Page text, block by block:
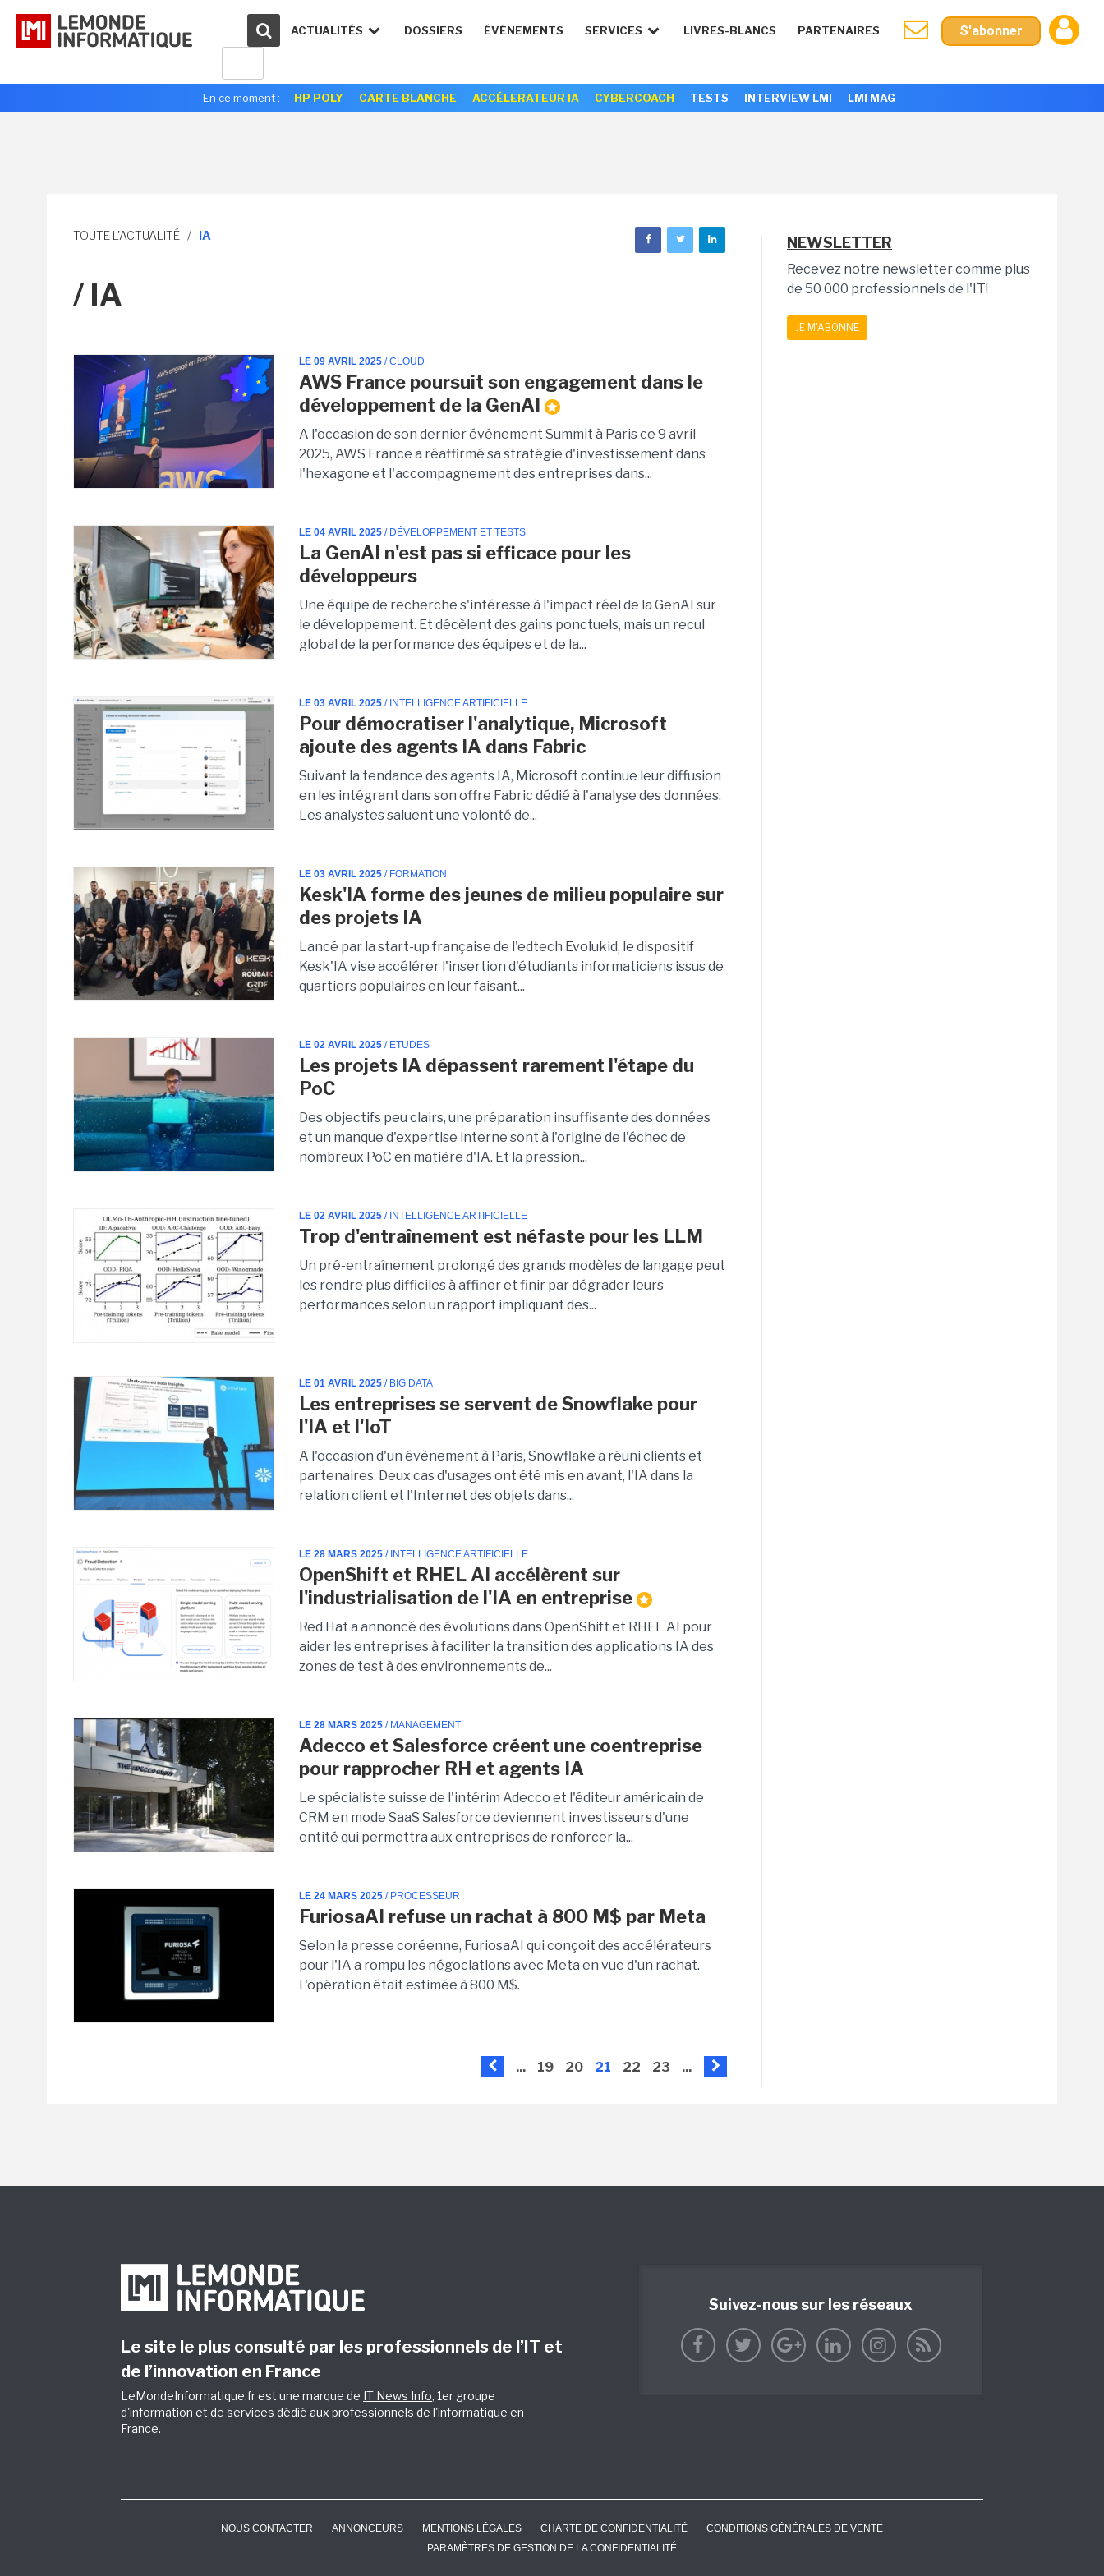
ACTUALITÉS DOSSIERS ÉVÉNEMENTS SERVICES LIVRES-BLANCS PARTENAIRES S'abonner
En ce moment : HP POLY CARTE BLANCHE ACCÉLERATEUR IA CYBERCOACH TESTS INTERVIEW LMI LMI MAG
TOUTE L'ACTUALITÉ / IA
/ IA
LE 09 AVRIL 2025 / CLOUD
AWS France poursuit son engagement dans le
développement de la GenAI
A l'occasion de son dernier événement Summit à Paris ce 9 avril
2025, AWS France a réaffirmé sa stratégie d'investissement dans
l'hexagone et l'accompagnement des entreprises dans...
LE 04 AVRIL 2025 / DÉVELOPPEMENT ET TESTS
La GenAI n'est pas si efficace pour les
développeurs
Une équipe de recherche s'intéresse à l'impact réel de la GenAI sur
le développement. Et décèlent des gains ponctuels, mais un recul
global de la performance des équipes et de la...
LE 03 AVRIL 2025 / INTELLIGENCE ARTIFICIELLE
Pour démocratiser l'analytique, Microsoft
ajoute des agents IA dans Fabric
Suivant la tendance des agents IA, Microsoft continue leur diffusion
en les intégrant dans son offre Fabric dédié à l'analyse des données.
Les analystes saluent une volonté de...
LE 03 AVRIL 2025 / FORMATION
Kesk'IA forme des jeunes de milieu populaire sur
des projets IA
Lancé par la start-up française de l'edtech Evolukid, le dispositif
Kesk'IA vise accélérer l'insertion d'étudiants informaticiens issus de
quartiers populaires en leur faisant...
LE 02 AVRIL 2025 / ETUDES
Les projets IA dépassent rarement l'étape du
PoC
Des objectifs peu clairs, une préparation insuffisante des données
et un manque d'expertise interne sont à l'origine de l'échec de
nombreux PoC en matière d'IA. Et la pression...
LE 02 AVRIL 2025 / INTELLIGENCE ARTIFICIELLE
Trop d'entraînement est néfaste pour les LLM
Un pré-entraînement prolongé des grands modèles de langage peut
les rendre plus difficiles à affiner et finir par dégrader leurs
performances selon un rapport impliquant des...
LE 01 AVRIL 2025 / BIG DATA
Les entreprises se servent de Snowflake pour
l'IA et l'IoT
A l'occasion d'un évènement à Paris, Snowflake a réuni clients et
partenaires. Deux cas d'usages ont été mis en avant, l'IA dans la
relation client et l'Internet des objets dans...
LE 28 MARS 2025 / INTELLIGENCE ARTIFICIELLE
OpenShift et RHEL AI accélèrent sur
l'industrialisation de l'IA en entreprise
Red Hat a annoncé des évolutions dans OpenShift et RHEL AI pour
aider les entreprises à faciliter la transition des applications IA des
zones de test à des environnements de...
LE 28 MARS 2025 / MANAGEMENT
Adecco et Salesforce créent une coentreprise
pour rapprocher RH et agents IA
Le spécialiste suisse de l'intérim Adecco et l'éditeur américain de
CRM en mode SaaS Salesforce deviennent investisseurs d'une
entité qui permettra aux entreprises de renforcer la...
LE 24 MARS 2025 / PROCESSEUR
FuriosaAI refuse un rachat à 800 M$ par Meta
Selon la presse coréenne, FuriosaAI qui conçoit des accélérateurs
pour l'IA a rompu les négociations avec Meta en vue d'un rachat.
L'opération était estimée à 800 M$.
... 19 20 21 22 23 ...
NEWSLETTER
Recevez notre newsletter comme plus
de 50 000 professionnels de l'IT!
JE M'ABONNE
Le site le plus consulté par les professionnels de l’IT et
de l’innovation en France
LeMondeInformatique.fr est une marque de IT News Info, 1er groupe
d'information et de services dédié aux professionnels de l'informatique en
France.
Suivez-nous sur les réseaux
NOUS CONTACTER ANNONCEURS MENTIONS LÉGALES CHARTE DE CONFIDENTIALITÉ
CONDITIONS GÉNÉRALES DE VENTE
PARAMÈTRES DE GESTION DE LA CONFIDENTIALITÉ